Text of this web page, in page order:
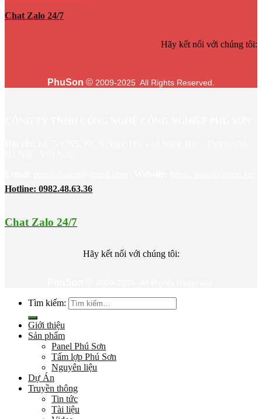
Chat Zalo 24/7
Hãy kết nối với chúng tôi:
PhuSon © 2009-2025 All Rights Reserved.
Hotline: 0982.48.63.36
Chat Zalo 24/7
Hãy kết nối với chúng tôi:
Tìm kiếm:
Giới thiệu
Sản phẩm
Panel Phú Sơn
Tấm lợp Phú Sơn
Nguyên liệu
Dự Án
Truyền thông
Tin tức
Tài liệu